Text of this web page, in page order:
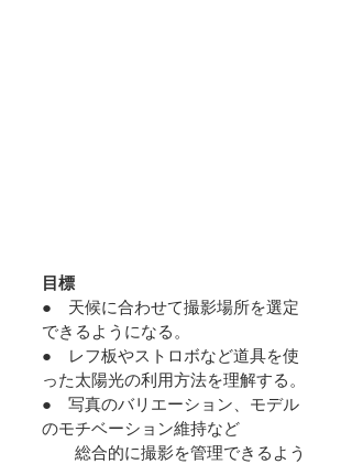
目標
●　天候に合わせて撮影場所を選定
できるようになる。
●　レフ板やストロボなど道具を使
った太陽光の利用方法を理解する。
●　写真のバリエーション、モデル
のモチベーション維持など
総合的に撮影を管理できるよう